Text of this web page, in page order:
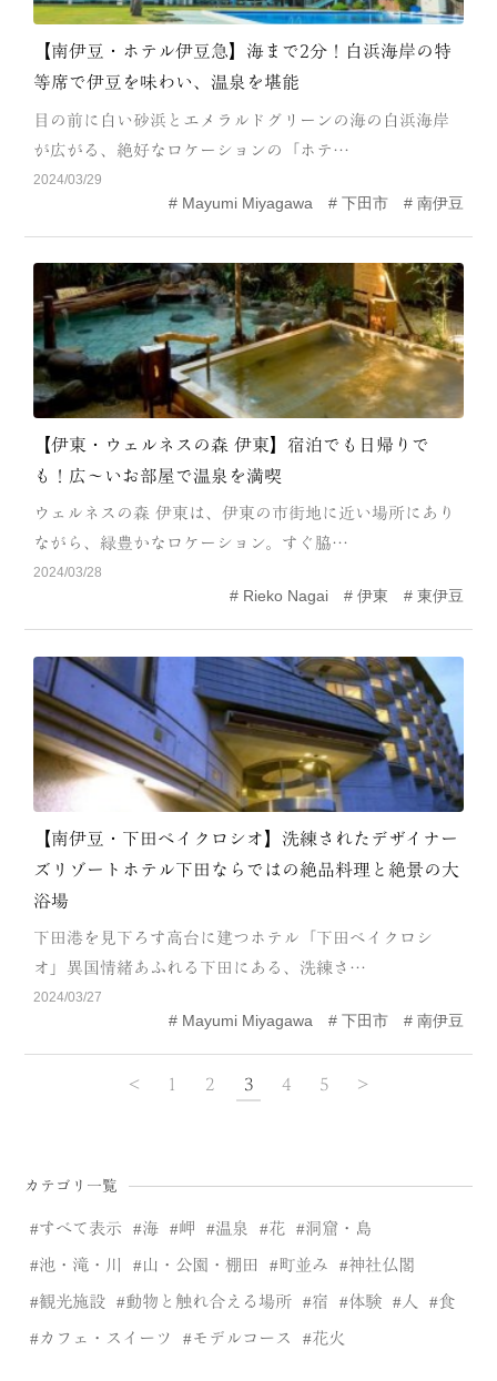
【南伊豆・ホテル伊豆急】海まで2分！白浜海岸の特
等席で伊豆を味わい、温泉を堪能
目の前に白い砂浜とエメラルドグリーンの海の白浜海岸
が広がる、絶好なロケーションの「ホテ…
2024/03/29
Mayumi Miyagawa 下田市 南伊豆
【伊東・ウェルネスの森 伊東】宿泊でも日帰りで
も！広〜いお部屋で温泉を満喫
ウェルネスの森 伊東は、伊東の市街地に近い場所にあり
ながら、緑豊かなロケーション。すぐ脇…
2024/03/28
Rieko Nagai 伊東 東伊豆
【南伊豆・下田ベイクロシオ】洗練されたデザイナー
ズリゾートホテル下田ならではの絶品料理と絶景の大
浴場
下田港を見下ろす高台に建つホテル「下田ベイクロシ
オ」異国情緒あふれる下田にある、洗練さ…
2024/03/27
Mayumi Miyagawa 下田市 南伊豆
< 1 2 3 4 5 >
カテゴリ一覧
すべて表示 海 岬 温泉 花 洞窟・島
池・滝・川 山・公園・棚田 町並み 神社仏閣
観光施設 動物と触れ合える場所 宿 体験 人 食
カフェ・スイーツ モデルコース 花火